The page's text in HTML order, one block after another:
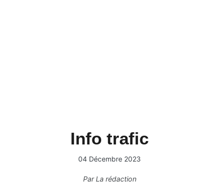
Info trafic
04 Décembre 2023
ParLa rédaction